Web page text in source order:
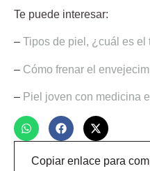
Te puede interesar:
– Tipos de piel, ¿cuál es el
– Cómo frenar el
– Piel joven con medicina
Copiar enlace para